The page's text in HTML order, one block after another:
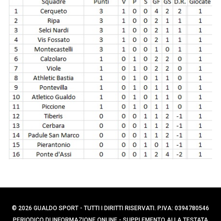
e
r
:
© 2026 GUALDO SPORT - TUTTI I DIRITTI RISERVATI. P.IVA: 0394780546
C
e
r
c
a
p
e
r
: